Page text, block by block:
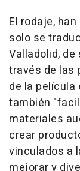
El rodaje,
solo se
Valladolid,
través de las
de la película
también
materiales
crear
vinculados a